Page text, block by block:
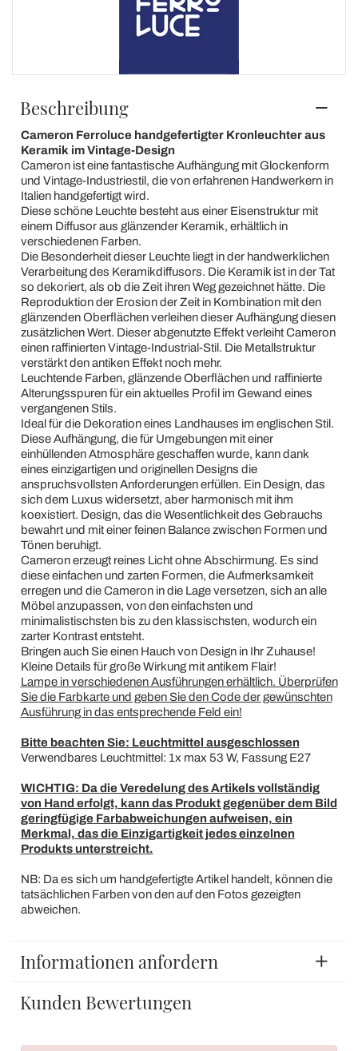
Beschreibung
Cameron Ferroluce handgefertigter Kronleuchter aus
Keramik im Vintage-Design
Cameron ist eine fantastische Aufhängung mit Glockenform
und Vintage-Industriestil, die von erfahrenen Handwerkern in
Italien handgefertigt wird.
Diese schöne Leuchte besteht aus einer Eisenstruktur mit
einem Diffusor aus glänzender Keramik, erhältlich in
verschiedenen Farben.
Die Besonderheit dieser Leuchte liegt in der handwerklichen
Verarbeitung des Keramikdiffusors. Die Keramik ist in der Tat
so dekoriert, als ob die Zeit ihren Weg gezeichnet hätte. Die
Reproduktion der Erosion der Zeit in Kombination mit den
glänzenden Oberflächen verleihen dieser Aufhängung diesen
zusätzlichen Wert. Dieser abgenutzte Effekt verleiht Cameron
einen raffinierten Vintage-Industrial-Stil. Die Metallstruktur
verstärkt den antiken Effekt noch mehr.
Leuchtende Farben, glänzende Oberflächen und raffinierte
Alterungsspuren für ein aktuelles Profil im Gewand eines
vergangenen Stils.
Ideal für die Dekoration eines Landhauses im englischen Stil.
Diese Aufhängung, die für Umgebungen mit einer
einhüllenden Atmosphäre geschaffen wurde, kann dank
eines einzigartigen und originellen Designs die
anspruchsvollsten Anforderungen erfüllen. Ein Design, das
sich dem Luxus widersetzt, aber harmonisch mit ihm
koexistiert. Design, das die Wesentlichkeit des Gebrauchs
bewahrt und mit einer feinen Balance zwischen Formen und
Tönen beruhigt.
Cameron erzeugt reines Licht ohne Abschirmung. Es sind
diese einfachen und zarten Formen, die Aufmerksamkeit
erregen und die Cameron in die Lage versetzen, sich an alle
Möbel anzupassen, von den einfachsten und
minimalistischsten bis zu den klassischsten, wodurch ein
zarter Kontrast entsteht.
Bringen auch Sie einen Hauch von Design in Ihr Zuhause!
Kleine Details für große Wirkung mit antikem Flair!
Lampe in verschiedenen Ausführungen erhältlich. Überprüfen
Sie die Farbkarte und geben Sie den Code der gewünschten
Ausführung in das entsprechende Feld ein!
Bitte beachten Sie: Leuchtmittel ausgeschlossen
Verwendbares Leuchtmittel: 1x max 53 W, Fassung E27
WICHTIG: Da die Veredelung des Artikels vollständig
von Hand erfolgt, kann das Produkt gegenüber dem Bild
geringfügige Farbabweichungen aufweisen, ein
Merkmal, das die Einzigartigkeit jedes einzelnen
Produkts unterstreicht.
NB: Da es sich um handgefertigte Artikel handelt, können die
tatsächlichen Farben von den auf den Fotos gezeigten
abweichen.
Informationen anfordern
Kunden Bewertungen